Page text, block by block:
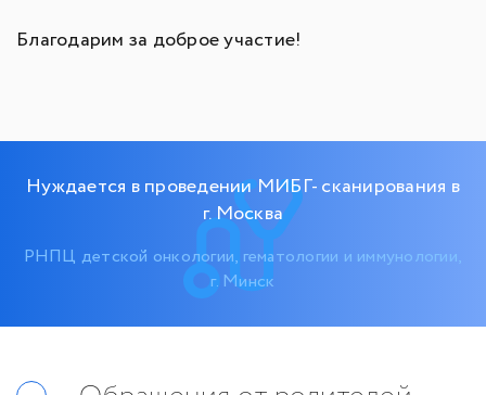
Благодарим за доброе участие!
Нуждается в проведении МИБГ- сканирования в
г. Москва
РНПЦ детской онкологии, гематологии и иммунологии,
г. Минск